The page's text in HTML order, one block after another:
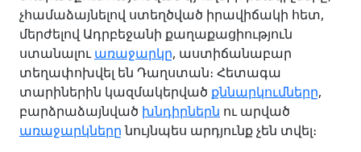
չհամաձայնելով ստեղծված իրավիճակի հետ,
մերժելով Ադրբեջանի քաղաքացիություն
ստանալուառաջարկը, աստիճանաբար
տեղափոխվել են Դաղստան։ Հետագա
տարիներին կազմակերված քննարկումները,
բարձրաձայնված խնդիրներն ու արված
առաջարկներընույնպես արդյունք չեն տվել։